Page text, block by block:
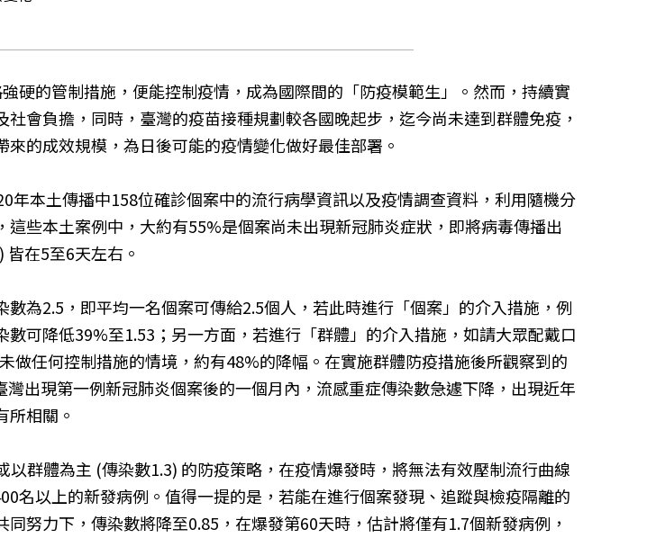
硬的管制措施，便能控制疫情，成為國際間的「防疫模範生」。然而，持續實
會負擔，同時，臺灣的疫苗接種規劃較各國晚起步，迄今尚未達到群體免疫，
的成效規模，為日後可能的疫情變化做好最佳部署。
本土傳播中158位確診個案中的流行病學資訊以及疫情調查資料，利用隨機分
些本土案例中，大約有55%是個案尚未出現新冠肺炎症狀，即將病毒傳播出
在5至6天左右。
為2.5，即平均一名個案可傳給2.5個人，若此時進行「個案」的介入措施，例
可降低39%至1.53；另一方面，若進行「群體」的介入措施，如請大眾配戴口
任何控制措施的情境，約有48%的降幅。在實施群體防疫措施後所觀察到的
出現第一例新冠肺炎個案後的一個月內，流感重症傳染數急遽下降，出現近年
相關。
群體為主 (傳染數1.3) 的防疫策略，在疫情爆發時，將無法有效壓制流行曲線
名以上的新發病例。值得一提的是，若能在進行個案發現、追蹤與檢疫隔離的
努力下，傳染數將降至0.85，在爆發第60天時，估計將僅有1.7個新發病例，